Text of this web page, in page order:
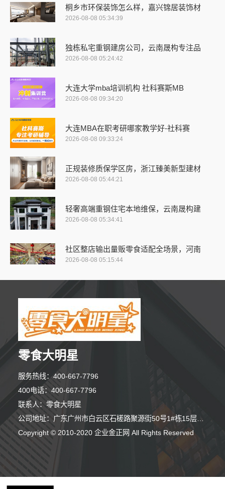
桐乡市环保装饰怎么样，嘉兴锦居装饰材
2026-08-08 05:34:39
独栋私宅重钢建房公司，云南晟构专注品
2026-08-08 05:24:42
大连大学mba培训机构 社科赛斯MB
2026-08-08 09:34:20
大连MBA在职考研哪家教学好-社科赛
2026-08-08 09:33:24
正规装修质保学区房，浙江臻美新型建材
2026-08-08 05:44:21
轻奢高端重钢住宅本地维保，云南晟构建
2026-08-08 05:34:41
社区整店输出量贩零食适配全场景，河南
2026-08-08 05:15:44
零食大明星
服务热线：400-667-7796
400电话：400-667-7796
联系人：零食大明星
公司地址：广东广州市白云区石槎路聚源街50号1#栋15层1508室
Copyright © 2010-2020 企业金正网 All Rights Reserved
10分钟前 张先生 正在咨询
7分钟前 段女士 正在咨询